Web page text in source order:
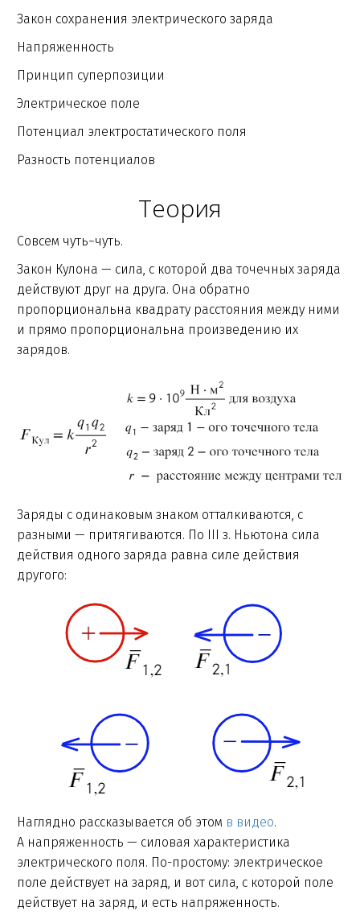
Закон сохранения электрического заряда
Напряженность
Принцип суперпозиции
Электрическое поле
Потенциал электростатического поля
Разность потенциалов
Теория
Совсем чуть−чуть.
Закон Кулона — сила, с которой два точечных заряда
действуют друг на друга. Она обратно
пропорциональна квадрату расстояния между ними
и прямо пропорциональна произведению их
зарядов.
Заряды с одинаковым знаком отталкиваются, с
разными — притягиваются. По III з. Ньютона сила
действия одного заряда равна силе действия
другого:
Наглядно рассказывается об этом в видео.
А напряженность — силовая характеристика
электрического поля. По-простому: электрическое
поле действует на заряд, и вот сила, с которой поле
действует на заряд, и есть напряженность.